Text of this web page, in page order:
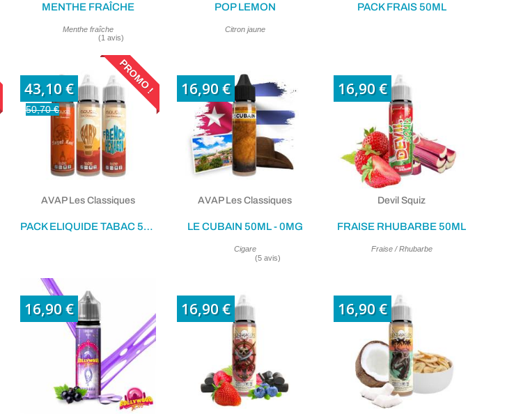
(7 avis) (13 avis)
MENTHE FRAÎCHE
Menthe fraîche
POP LEMON
Citron jaune
PACK FRAIS 50ML
43,10 €
50,70 €
PROMO !
AVAP Les Classiques
PACK ELIQUIDE TABAC 50ML
16,90 €
AVAP Les Classiques
LE CUBAIN 50ML - 0MG
Cigare
16,90 €
Devil Squiz
FRAISE RHUBARBE 50ML
Fraise / Rhubarbe
16,90 € 16,90 € 16,90 €